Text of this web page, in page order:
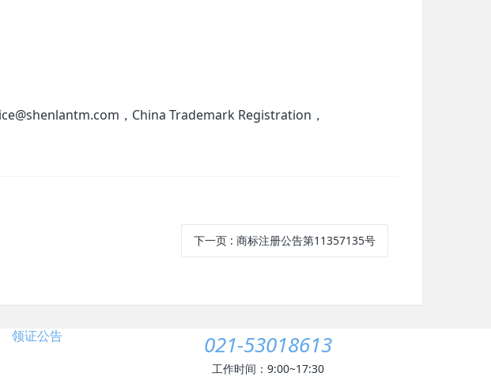
，China Trademark Registration，
下一页 : 商标注册公告第11357135号
领证公告 021-53018613
工作时间：9:00~17:30